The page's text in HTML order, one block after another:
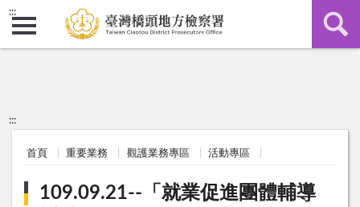
:::
:::
首頁 重要業務 觀護業務專區 活動專區
109.09.21--「就業促進團體輔導